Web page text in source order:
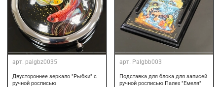
арт. palgbz0035
Двустороннее зеркало "Рыбки" с
ручной росписью
арт. Palgbb003
Подставка для блока для записей
ручной росписью Палех "Емеля"